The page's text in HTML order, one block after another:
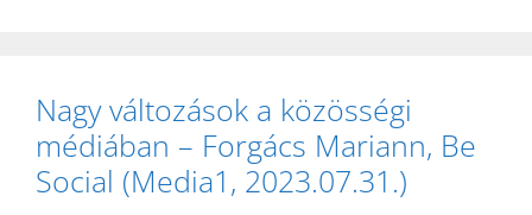
Nagy változások a közösségi
médiában – Forgács Mariann, Be
Social (Media1, 2023.07.31.)